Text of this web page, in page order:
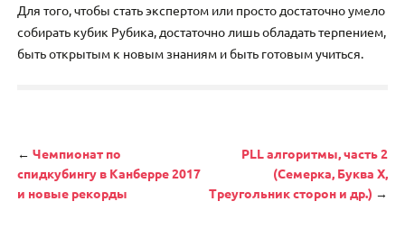
Для того, чтобы стать экспертом или просто достаточно умело
собирать кубик Рубика, достаточно лишь обладать терпением,
быть открытым к новым знаниям и быть готовым учиться.
Навигация
← Чемпионат по
спидкубингу в Канберре 2017
и новые рекорды
PLL алгоритмы, часть 2
(Семерка, Буква Х,
Треугольник сторон и др.) →